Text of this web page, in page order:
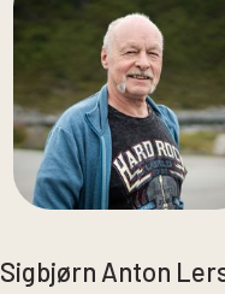
Sigbjørn Anton